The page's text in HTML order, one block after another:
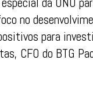
no
para
CFO do BTG